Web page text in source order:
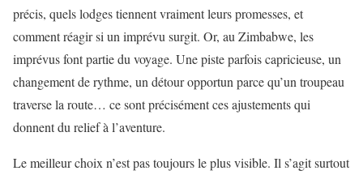
précis, quels lodges tiennent vraiment leurs promesses, et
comment réagir si un imprévu surgit. Or, au Zimbabwe, les
imprévus font partie du voyage. Une piste parfois capricieuse, un
changement de rythme, un détour opportun parce qu’un troupeau
traverse la route… ce sont précisément ces ajustements qui
donnent du relief à l’aventure.
Le meilleur choix n’est pas toujours le plus visible. Il s’agit surtout